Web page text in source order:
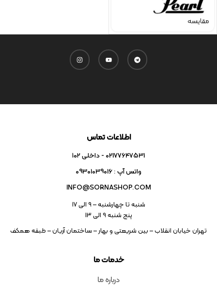
مقایسه
خدمات ما
درباره ما
اطلاعات تماس
02177647531 - داخلی ۱۰۲
واتس آپ : 09301039016
INFO@SORNASHOP.COM
شنبه تا چهارشنبه – ۹ الی 17
پنج شنبه ۹ الی 13
تهران خیابان انقلاب – بین شریعتی و بهار – ساختمان آریان – طبقه همکف